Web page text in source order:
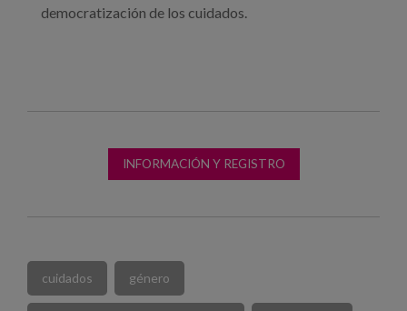
democratización de los cuidados.
INFORMACIÓN Y REGISTRO
cuidados género